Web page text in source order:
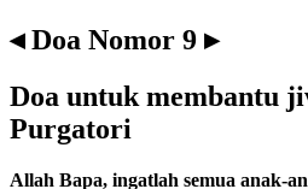
◂ Doa Nomor 9 ▸
Doa untuk membantu
Purgatori
Allah Bapa, ingatlah semua anak-